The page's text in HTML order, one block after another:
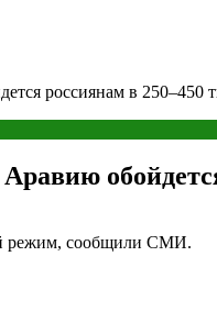
россиянам в 250–450
режим, сообщили СМИ.